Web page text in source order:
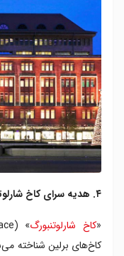
۴. هدیه سرای کاخ شارلوتنبورگ
«کاخ شارلوتنبورگ
کاخ‌های برلین شناخته